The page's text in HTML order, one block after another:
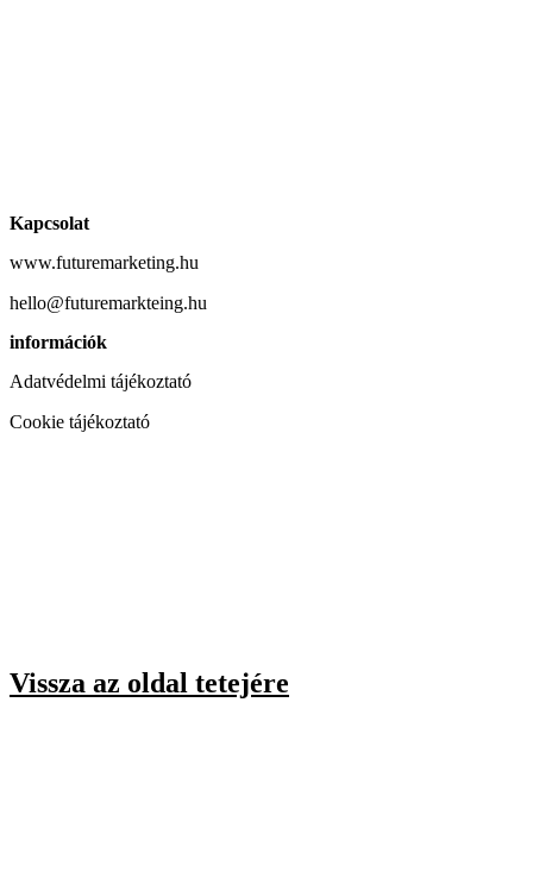
Kapcsolat
www.futuremarketing.hu
hello@futuremarkteing.hu
információk
Adatvédelmi tájékoztató
Cookie tájékoztató
Vissza az oldal tetejére